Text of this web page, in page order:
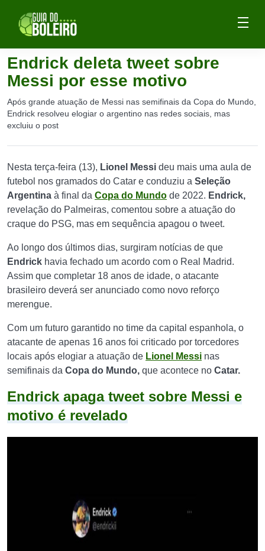
Endrick deleta tweet sobre
Messi por esse motivo
Após grande atuação de Messi nas semifinais da Copa do Mundo,
Endrick resolveu elogiar o argentino nas redes sociais, mas
excluiu o post
Nesta terça-feira (13), Lionel Messi deu mais uma aula de
futebol nos gramados do Catar e conduziu a Seleção
Argentina à final da Copa do Mundo de 2022. Endrick,
revelação do Palmeiras, comentou sobre a atuação do
craque do PSG, mas em sequência apagou o tweet.
Ao longo dos últimos dias, surgiram notícias de que
Endrick havia fechado um acordo com o Real Madrid.
Assim que completar 18 anos de idade, o atacante
brasileiro deverá ser anunciado como novo reforço
merengue.
Com um futuro garantido no time da capital espanhola, o
atacante de apenas 16 anos foi criticado por torcedores
locais após elogiar a atuação de Lionel Messi nas
semifinais da Copa do Mundo, que acontece no Catar.
Endrick apaga tweet sobre Messi e
motivo é revelado